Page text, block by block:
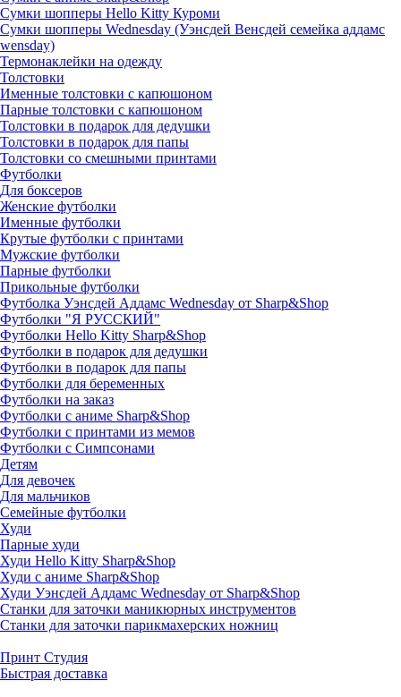
Сумки шопперы Hello Kitty Куроми
Сумки шопперы Wednesday (Уэнсдей Венсдей семейка аддамс
wensday)
Термонаклейки на одежду
Толстовки
Именные толстовки с капюшоном
Парные толстовки с капюшоном
Толстовки в подарок для дедушки
Толстовки в подарок для папы
Толстовки со смешными принтами
Футболки
Для боксеров
Женские футболки
Именные футболки
Крутые футболки с принтами
Мужские футболки
Парные футболки
Прикольные футболки
Футболка Уэнсдей Аддамс Wednesday от Sharp&Shop
Футболки "Я РУССКИЙ"
Футболки Hello Kitty Sharp&Shop
Футболки в подарок для дедушки
Футболки в подарок для папы
Футболки для беременных
Футболки на заказ
Футболки с аниме Sharp&Shop
Футболки с принтами из мемов
Футболки с Симпсонами
Детям
Для девочек
Для мальчиков
Семейные футболки
Худи
Парные худи
Худи Hello Kitty Sharp&Shop
Худи с аниме Sharp&Shop
Худи Уэнсдей Аддамс Wednesday от Sharp&Shop
Станки для заточки маникюрных инструментов
Станки для заточки парикмахерских ножниц
Принт Студия
Быстрая доставка